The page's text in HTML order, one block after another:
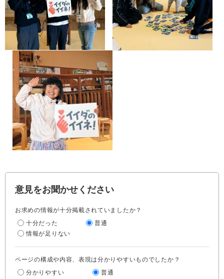
意見をお聞かせください
お求めの情報が十分掲載されていましたか？
十分だった
普通
情報が足りない
ページの構成や内容、表現は分かりやすいものでしたか？
分かりやすい
普通